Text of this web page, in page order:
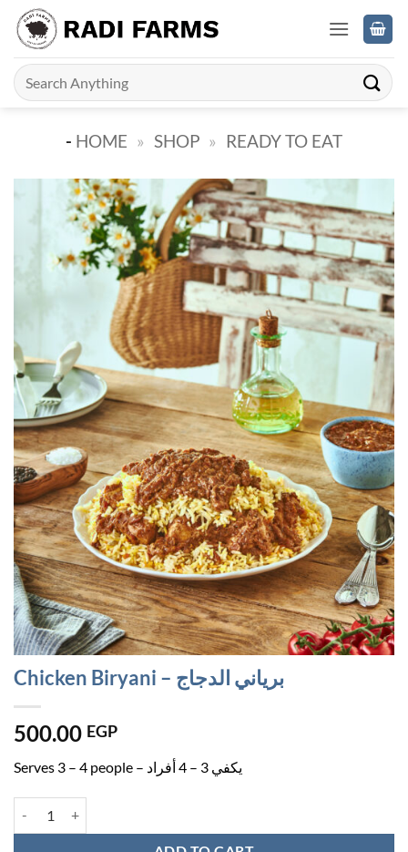
Skip
content
Search
for:
- HOME » SHOP » READY TO EAT
Chicken Biryani – برياني الدجاج
500.00 EGP
Serves 3 – 4 people – يكفي 3 – 4 أفراد